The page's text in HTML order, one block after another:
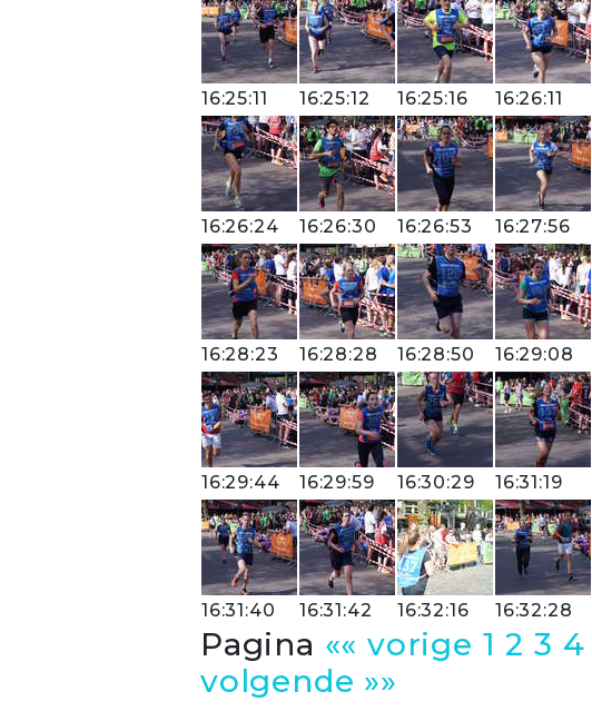
16:25:11 16:25:12 16:25:16 16:26:11
16:26:24 16:26:30 16:26:53 16:27:56
16:28:23 16:28:28 16:28:50 16:29:08
16:29:44 16:29:59 16:30:29 16:31:19
16:31:40 16:31:42 16:32:16 16:32:28
Pagina «« vorige 1 2 3 4
volgende »»